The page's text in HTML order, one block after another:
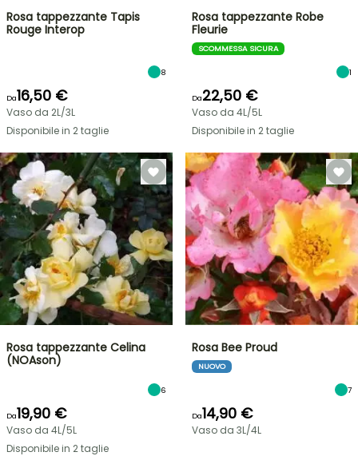
Rosa tappezzante Tapis
Rouge Interop
8
Da16,50 €
Vaso da 2L/3L
Disponibile in 2 taglie
Rosa tappezzante Robe
Fleurie
SCOMMESSA SICURA
1
Da22,50 €
Vaso da 4L/5L
Disponibile in 2 taglie
Rosa tappezzante Celina
(NOAson)
6
Da19,90 €
Vaso da 4L/5L
Disponibile in 2 taglie
Rosa Bee Proud
NUOVO
7
Da14,90 €
Vaso da 3L/4L